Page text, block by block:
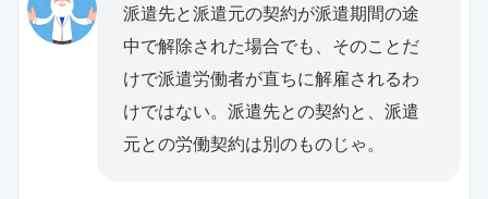
派遣先と派遣元の契約が派遣期間の途
中で解除された場合でも、そのことだ
けで派遣労働者が直ちに解雇されるわ
けではない。派遣先との契約と、派遣
元との労働契約は別のものじゃ。